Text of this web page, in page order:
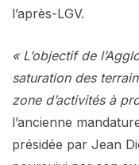
l’après-LGV.
« L’objectif de
saturation des
zone d’activités à
l’ancienne
présidée par Jean